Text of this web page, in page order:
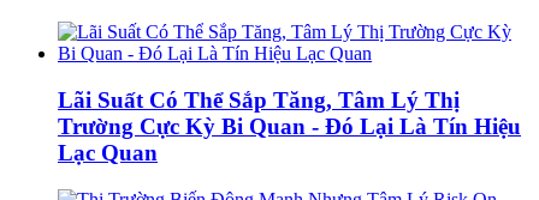
Lãi Suất Có Thể Sắp Tăng, Tâm Lý Thị
Trường Cực Kỳ Bi Quan - Đó Lại Là Tín Hiệu
Lạc Quan